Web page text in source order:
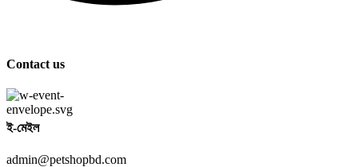
Contact us
ই-মেইল
admin@petshopbd.com